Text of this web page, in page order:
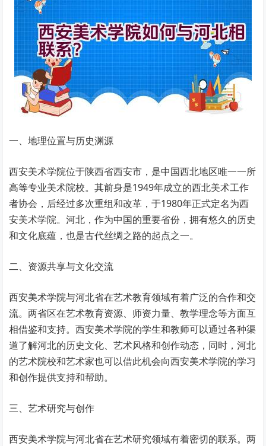
一、地理位置与历史渊源
西安美术学院位于陕西省西安市，是中国西北地区唯一一所
高等专业美术院校。其前身是1949年成立的西北美术工作
者协会，后经过多次重组和改革，于1980年正式定名为西
安美术学院。河北，作为中国的重要省份，拥有悠久的历史
和文化底蕴，也是古代丝绸之路的起点之一。
二、资源共享与文化交流
西安美术学院与河北省在艺术教育领域有着广泛的合作和交
流。两省区在艺术教育资源、师资力量、教学理念等方面互
相借鉴和支持。西安美术学院的学生和教师可以通过各种渠
道了解河北的历史文化、艺术风格和创作动态，同时，河北
的艺术院校和艺术家也可以借此机会向西安美术学院的学习
和创作提供支持和帮助。
三、艺术研究与创作
西安美术学院与河北省在艺术研究领域有着密切的联系。两